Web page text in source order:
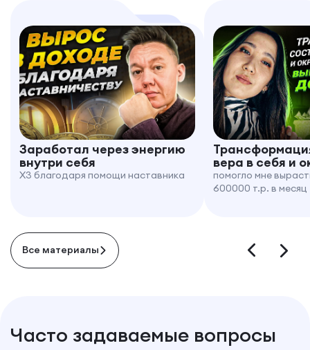
Заработал через энергию
внутри себя
X3 благодаря помощи наставника
вера в себя и
помогло мне
600000 т.р. в месяц
Все материалы
Часто задаваемые вопросы